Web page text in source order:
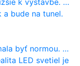
urobila dôležitý krok
bude na tunel.
dnes stojí priemerne 1251 eur!
LED svetiel je